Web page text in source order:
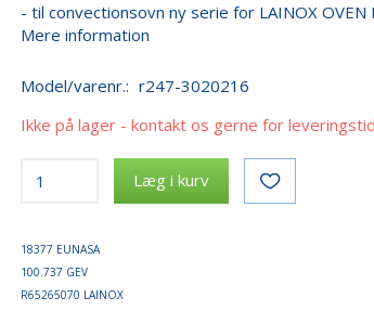
- til convectionsovn ny serie for LAINOX OVEN
Mere information
Model/varenr.: r247-3020216
Ikke på lager - kontakt os gerne for leveringstid
Læg i kurv
18377 EUNASA
100.737 GEV
R65265070 LAINOX